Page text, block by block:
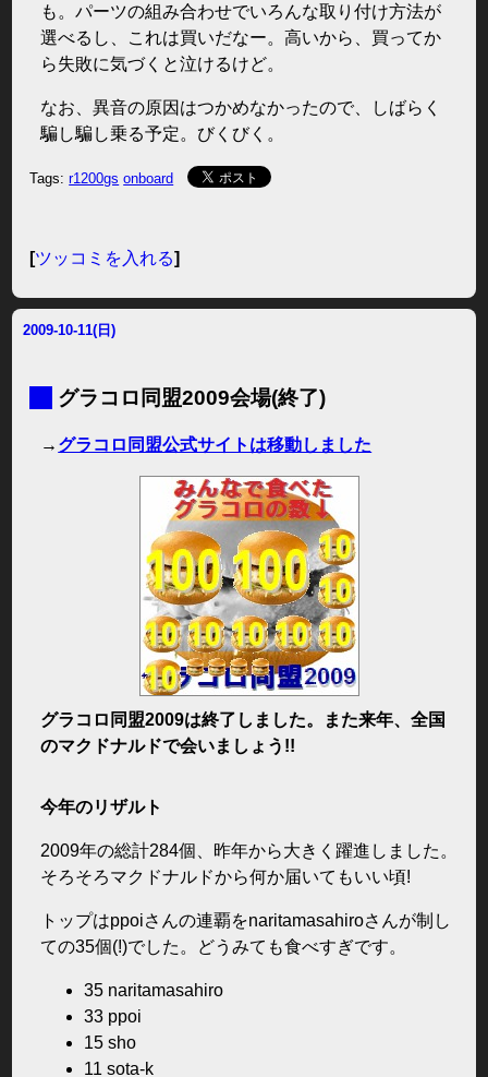
も。パーツの組み合わせでいろんな取り付け方法が
選べるし、これは買いだなー。高いから、買ってか
ら失敗に気づくと泣けるけど。
なお、異音の原因はつかめなかったので、しばらく
騙し騙し乗る予定。びくびく。
Tags:r1200gs onboard
[ツッコミを入れる]
2009-10-11(日)
グラコロ同盟2009会場(終了)
→ グラコロ同盟公式サイトは移動しました
グラコロ同盟2009は終了しました。また来年、全国
のマクドナルドで会いましょう!!
今年のリザルト
2009年の総計284個、昨年から大きく躍進しました。
そろそろマクドナルドから何か届いてもいい頃!
トップはppoiさんの連覇をnaritamasahiroさんが制し
ての35個(!)でした。どうみても食べすぎです。
35 naritamasahiro
33 ppoi
15 sho
11 sota-k